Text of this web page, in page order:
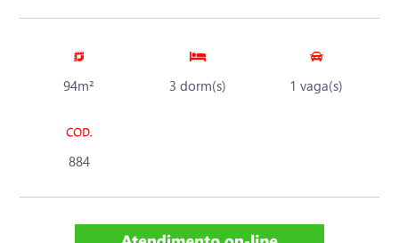
94m² 3 dorm(s) 1 vaga(s)
884